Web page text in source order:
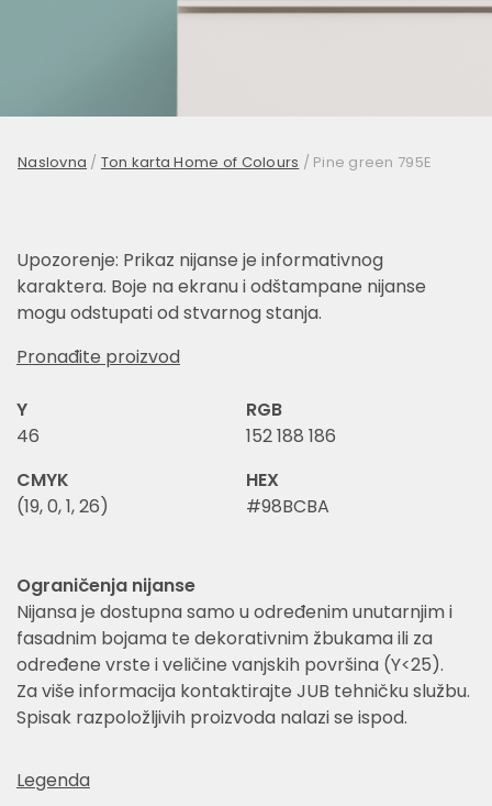
Naslovna / Ton karta Home of Colours / Pine green 795E
Upozorenje: Prikaz nijanse je informativnog
karaktera. Boje na ekranu i odštampane nijanse
mogu odstupati od stvarnog stanja.
Pronađite proizvod
Y
46
RGB
152 188 186
CMYK
(19, 0, 1, 26)
HEX
#98BCBA
Ograničenja nijanse
Nijansa je dostupna samo u određenim unutarnjim i
fasadnim bojama te dekorativnim žbukama ili za
određene vrste i veličine vanjskih površina (Y<25).
Za više informacija kontaktirajte JUB tehničku službu.
Spisak razpoložljivih proizvoda nalazi se ispod.
Legenda